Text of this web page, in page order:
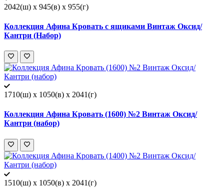
2042(ш) x 945(в) x 955(г)
Коллекция Афина Кровать с ящиками Винтаж Оксид/
Кантри (Набор)
1710(ш) x 1050(в) x 2041(г)
Коллекция Афина Кровать (1600) №2 Винтаж Оксид/
Кантри (набор)
1510(ш) x 1050(в) x 2041(г)